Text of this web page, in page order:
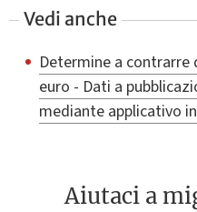
Vedi anche
Determine a
euro - Dati a
mediante applicativo
Aiutaci a